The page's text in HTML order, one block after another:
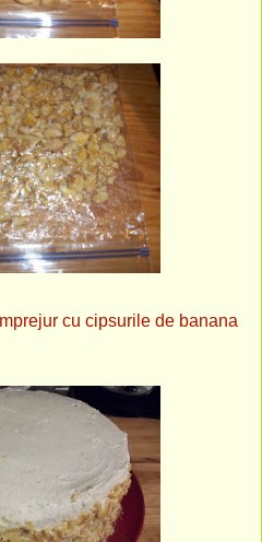
cu cipsurile de banana